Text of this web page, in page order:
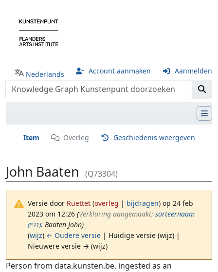
Nederlands Account aanmaken Aanmelden
Item Overleg Geschiedenis weergeven
John Baaten (Q73304)
Versie door Ruettet (overleg | bijdragen) op 24 feb
2023 om 12:26 (‎Verklaring aangemaakt: sorteernaam
(P31): Baaten John)
(wijz) ← Oudere versie | Huidige versie (wijz) |
Nieuwere versie → (wijz)
Ga naar:navigatie,zoeken
Person from data.kunsten.be, ingested as an